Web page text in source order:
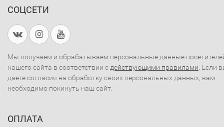
СОЦСЕТИ
Мы получаем и обрабатываем персональные данные
нашего сайта в соответствии с действующими правилами . Если
даете согласия на обработку своих персональных данных, вам
необходимо покинуть наш сайт.
ОПЛАТА